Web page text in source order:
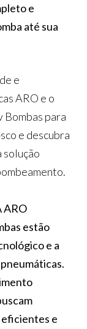
e
até sua
e
ARO e o
Bombas para
e descubra
solução
ARO
estão
e a
e